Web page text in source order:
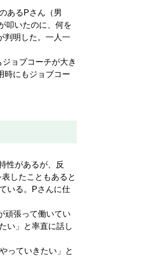
あるPさん（男
叩いたのに、何を
判明した。一人一
ョブコーチが大き
時にもジョブコー
性があるが、反
したこともあると
いる。Pさんに仕
頑張って働いてい
い」と率直に話し
っていきたい」と